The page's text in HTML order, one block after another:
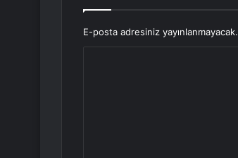
E-posta adresiniz yayınlanmayacak.